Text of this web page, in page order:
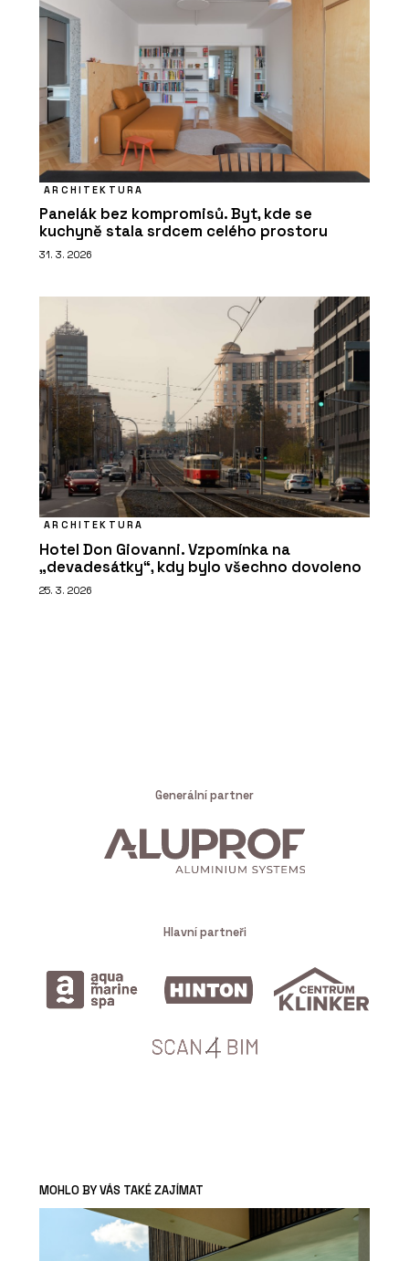
ARCHITEKTURA
Panelák bez kompromisů. Byt, kde se
kuchyně stala srdcem celého prostoru
31. 3. 2026
ARCHITEKTURA
Hotel Don Giovanni. Vzpomínka na
„devadesátky“, kdy bylo všechno dovoleno
25. 3. 2026
Generální partner
Hlavní partneři
MOHLO BY VÁS TAKÉ ZAJÍMAT